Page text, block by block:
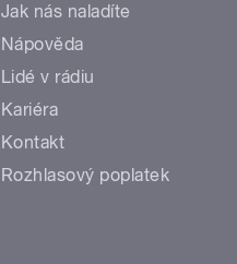
Jak nás naladíte
Nápověda
Lidé v rádiu
Kariéra
Kontakt
Rozhlasový poplatek